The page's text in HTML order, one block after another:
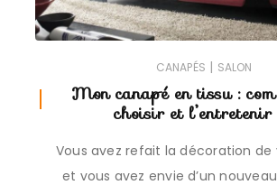
CANAPÉS | SALON
Mon canapé en tissu :
choisir et
Vous avez refait la décoration de
et vous avez envie d’un